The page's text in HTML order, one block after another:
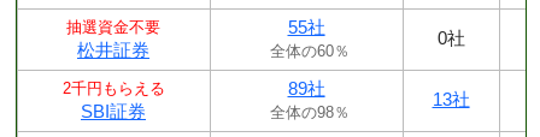
抽選資金不要
松井証券
55社
全体の60％
0社
2千円もらえる
SBI証券
89社
全体の98％
13社